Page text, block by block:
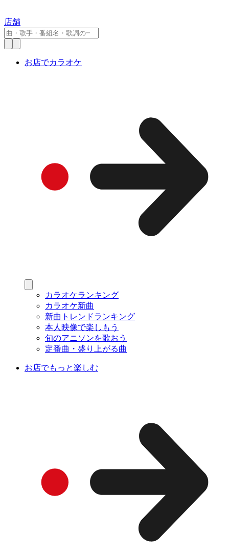
店舗
お店でカラオケ
カラオケランキング
カラオケ新曲
新曲トレンドランキング
本人映像で楽しもう
旬のアニソンを歌おう
定番曲・盛り上がる曲
お店でもっと楽しむ